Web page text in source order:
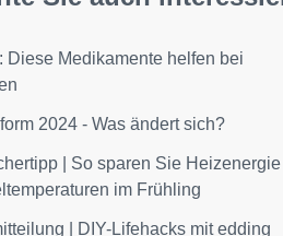
Diese Medikamente helfen bei
2024 - Was ändert sich?
| So sparen Sie Heizenergie
im Frühling
| DIY-Lifehacks mit edding